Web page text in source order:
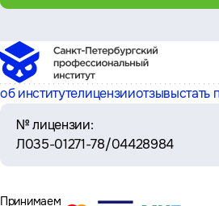
об институтелицензииотзывыстать
№ лицензии:
Л035-01271-78/04428984
Принимаем